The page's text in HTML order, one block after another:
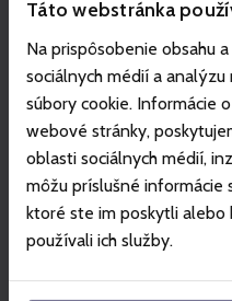
Táto webstránka
Na prispôsobenie obsahu
sociálnych médií a
súbory cookie. Informácie
webové stránky,
oblasti sociálnych médií,
môžu príslušné informácie
ktoré ste im poskytli alebo
používali ich služby.
Yoga & Pilates in